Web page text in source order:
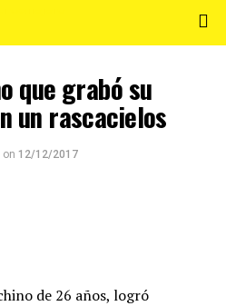
que grabó su
un rascacielos
on 12/12/2017
de 26 años, logró